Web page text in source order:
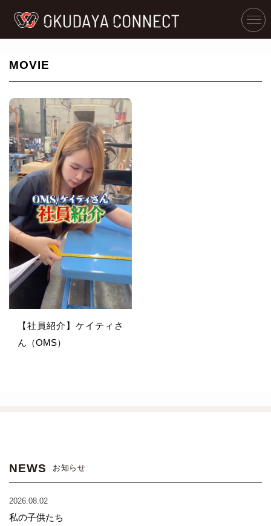
MOVIE
【社員紹介】ケイティさ
ん（OMS）
NEWS お知らせ
2026.08.02
私の子供たち